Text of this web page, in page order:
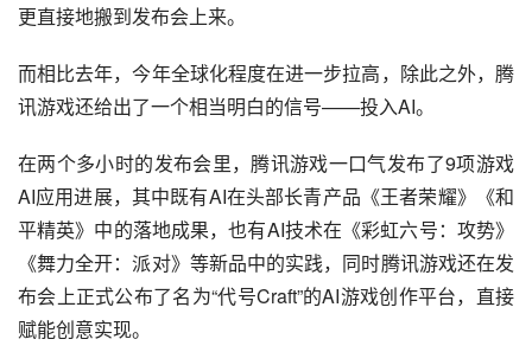
更直接地搬到发布会上来。
而相比去年，今年全球化程度在进一步拉高，除此之外，腾
讯游戏还给出了一个相当明白的信号——投入AI。
在两个多小时的发布会里，腾讯游戏一口气发布了9项游戏
AI应用进展，其中既有AI在头部长青产品《王者荣耀》《和
平精英》中的落地成果，也有AI技术在《彩虹六号：攻势》
《舞力全开：派对》等新品中的实践，同时腾讯游戏还在发
布会上正式公布了名为“代号Craft”的AI游戏创作平台，直接
赋能创意实现。